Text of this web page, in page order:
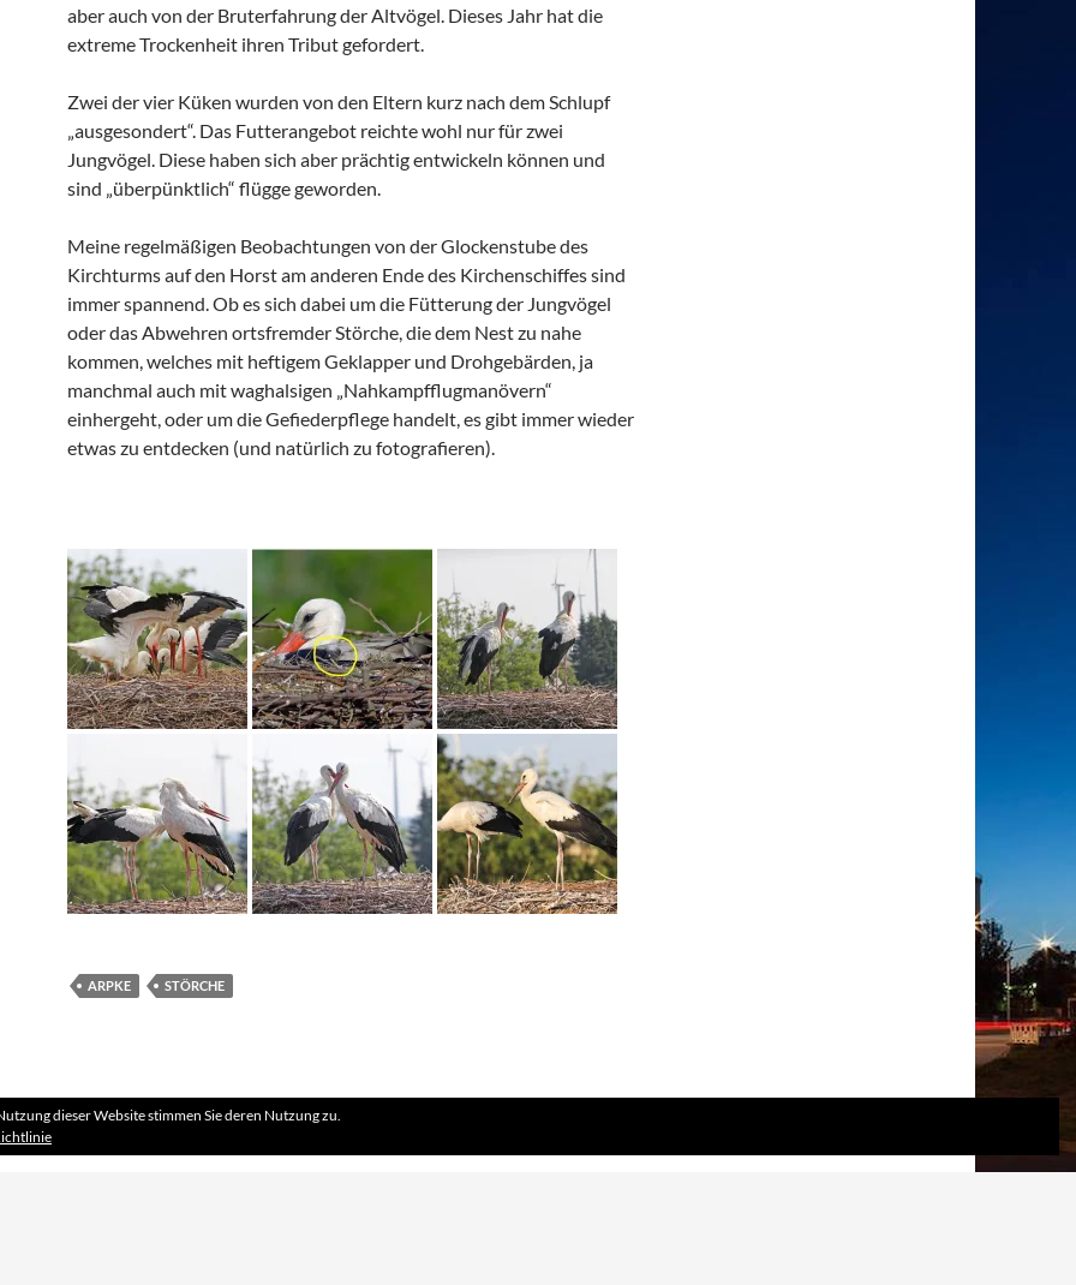
aber auch von der Bruterfahrung der Altvögel. Dieses Jahr hat die
extreme Trockenheit ihren Tribut gefordert.
Zwei der vier Küken wurden von den Eltern kurz nach dem Schlupf
„ausgesondert“. Das Futterangebot reichte wohl nur für zwei
Jungvögel. Diese haben sich aber prächtig entwickeln können und
sind „überpünktlich“ flügge geworden.
Meine regelmäßigen Beobachtungen von der Glockenstube des
Kirchturms auf den Horst am anderen Ende des Kirchenschiffes sind
immer spannend. Ob es sich dabei um die Fütterung der Jungvögel
oder das Abwehren ortsfremder Störche, die dem Nest zu nahe
kommen, welches mit heftigem Geklapper und Drohgebärden, ja
manchmal auch mit waghalsigen „Nahkampfflugmanövern“
einhergeht, oder um die Gefiederpflege handelt, es gibt immer wieder
etwas zu entdecken (und natürlich zu fotografieren).
ARPKE STÖRCHE
dieser Website stimmen Sie deren Nutzung zu.